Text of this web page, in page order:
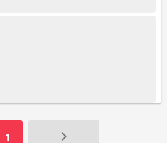
1 keyboard_arrow_right